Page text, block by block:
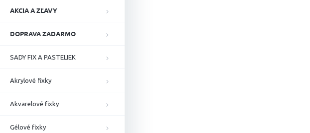
AKCIA A ZĽAVY
DOPRAVA ZADARMO
SADY FIX A PASTELIEK
Akrylové fixky
Akvarelové fixky
Gélové fixky